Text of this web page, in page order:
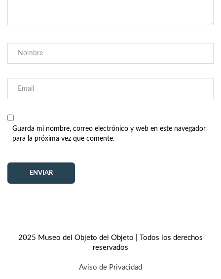
Guarda mi nombre, correo electrónico y web en este navegador
para la próxima vez que comente.
2025 Museo del Objeto del Objeto | Todos los derechos
reservados
Aviso de Privacidad